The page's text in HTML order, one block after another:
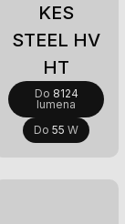
KES
STEEL HV
HT
Do 8124
lumena
Do 55 W